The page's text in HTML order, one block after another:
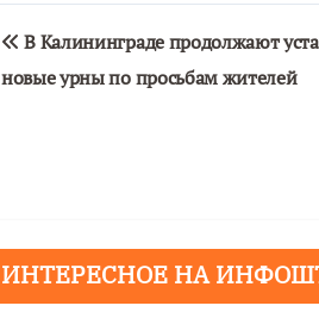
Навигация
по
В Калининграде продолжают
новые урны по просьбам жителей
ИНТЕРЕСНОЕ НА